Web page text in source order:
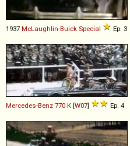
1937 McLaughlin-Buick Special Ep. 3
Mercedes-Benz 770 K [W07] Ep. 4